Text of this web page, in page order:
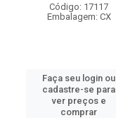
Código: 17117
Embalagem: CX
Faça seu login ou
cadastre-se para
ver preços e
comprar